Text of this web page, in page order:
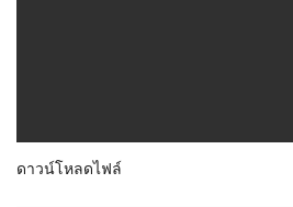
ดาวน์โหลดไฟล์